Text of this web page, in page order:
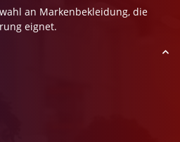
an Markenbekleidung, die
eignet.